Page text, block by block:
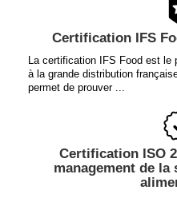
Certification IFS
La certification IFS Food est le
à la grande distribution
permet de prouver ...
Certification ISO
management de la